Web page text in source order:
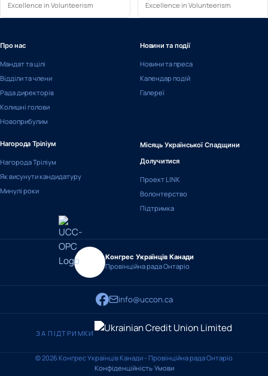
Excellence in Volunteerism
Excellence in Volunteerism
Про нас
Мандат та цілі
Відділи та члени
Рада директорів
Колишні голови
Новоприбулим
Новини та події
Новини та преса
Календар подій
Галереї
Нагорода Тріліум
Нагорода Тріліум
Як висунути кандидатуру
Минулі роки
Місяць Української Спадщини
Долучитися
Проект LINK
Волонтерство
Підтримка
Конгрес Українців Канади
Провінційна рада Онтаріо
info@uccon.ca
ЗА ПІДТРИМКИ
© 2026 Конгрес Українців Канади - Провінційна рада Онтаріо
Конфіденційність·Умови